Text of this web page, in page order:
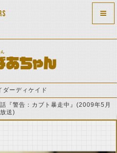
あちゃん
ダーディケイド
『警告：カブト暴走中』(2009年5月
送)